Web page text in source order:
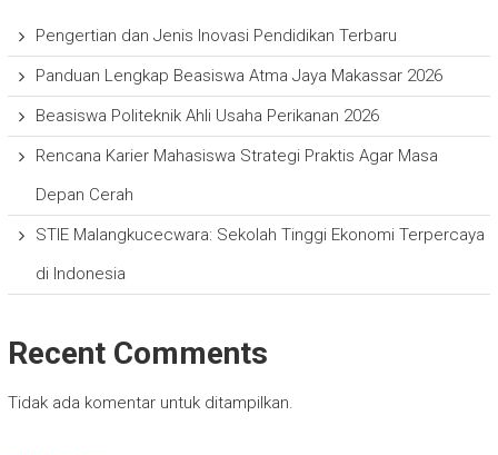
Pengertian dan Jenis Inovasi Pendidikan Terbaru
Panduan Lengkap Beasiswa Atma Jaya Makassar 2026
Beasiswa Politeknik Ahli Usaha Perikanan 2026
Rencana Karier Mahasiswa Strategi Praktis Agar Masa
Depan Cerah
STIE Malangkucecwara: Sekolah Tinggi Ekonomi Terpercaya
di Indonesia
Recent Comments
Tidak ada komentar untuk ditampilkan.